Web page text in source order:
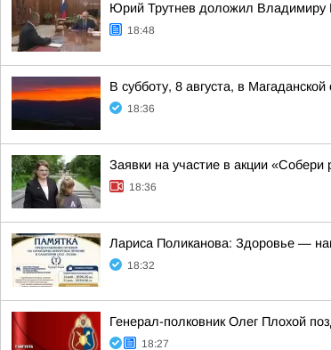
Юрий Трутнев доложил Владимиру
18:48
В субботу, 8 августа, в
18:36
Заявки на участие в акции
18:36
Лариса Поликанова: Здоровье —
18:32
Генерал-полковник Олег Плохой
18:27